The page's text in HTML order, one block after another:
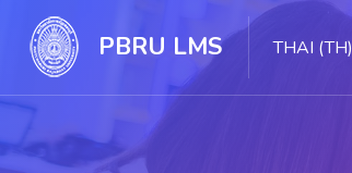
PBRU LMS THAI ‎(TH)‎